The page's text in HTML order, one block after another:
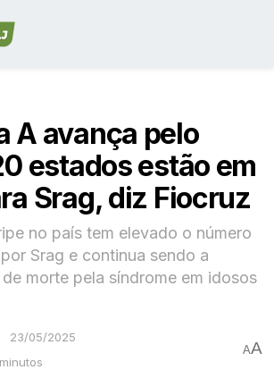
A avança pelo
estados estão em
Srag, diz Fiocruz
no país tem elevado o número
Srag e continua sendo a
morte pela síndrome em idosos
23/05/2025
AA